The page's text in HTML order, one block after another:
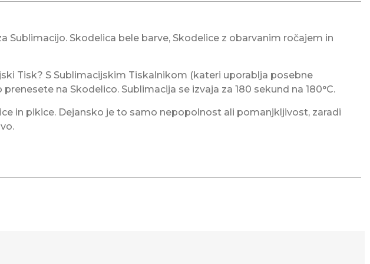
Sublimacijo. Skodelica bele barve, Skodelice z obarvanim ročajem in
Tisk? S Sublimacijskim Tiskalnikom (kateri uporablja posebne
na Skodelico. Sublimacija se izvaja za 180 sekund na 180°C.
in pikice. Dejansko je to samo nepopolnost ali pomanjkljivost, zaradi